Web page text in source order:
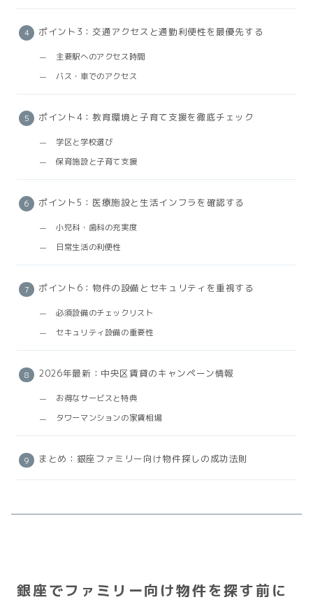
ポイント3：交通アクセスと通勤利便性を最優先する
主要駅へのアクセス時間
バス・車でのアクセス
ポイント4：教育環境と子育て支援を徹底チェック
学区と学校選び
保育施設と子育て支援
ポイント5：医療施設と生活インフラを確認する
小児科・歯科の充実度
日常生活の利便性
ポイント6：物件の設備とセキュリティを重視する
必須設備のチェックリスト
セキュリティ設備の重要性
2026年最新：中央区賃貸のキャンペーン情報
お得なサービスと特典
タワーマンションの家賃相場
まとめ：銀座ファミリー向け物件探しの成功法則
銀座でファミリー向け物件を探す前に